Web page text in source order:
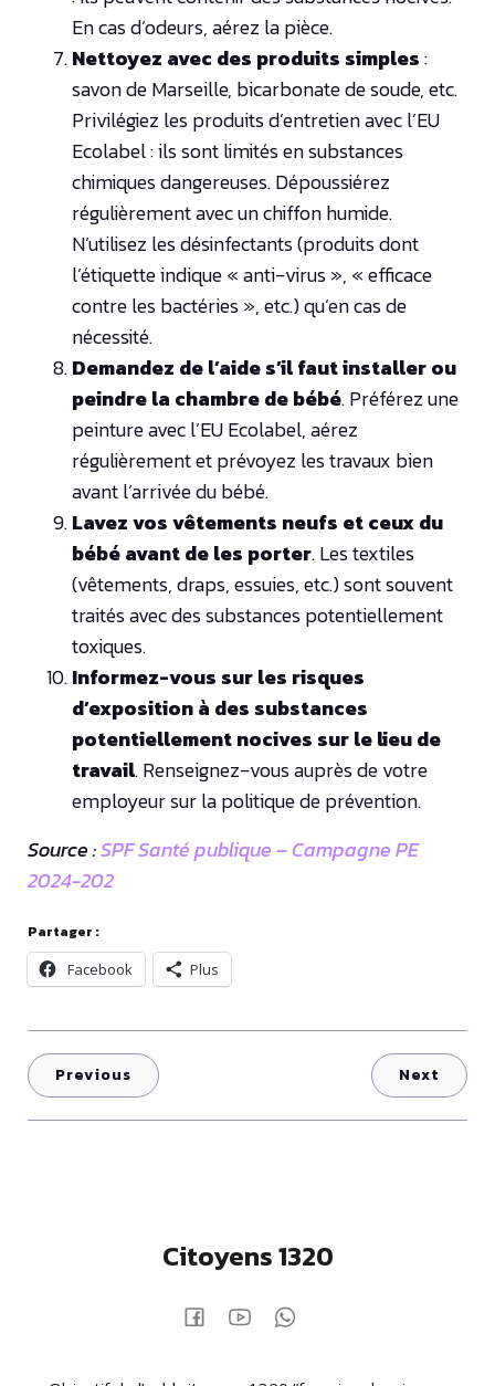
En cas d’odeurs, aérez la pièce.
Nettoyez avec des produits simples:
savon de Marseille, bicarbonate de soude, etc.
Privilégiez les produits d’entretien avec l’EU
Ecolabel : ils sont limités en substances
chimiques dangereuses. Dépoussiérez
régulièrement avec un chiffon humide.
N’utilisez les désinfectants (produits dont
l’étiquette indique « anti-virus », « efficace
contre les bactéries », etc.) qu’en cas de
nécessité.
Demandez de l’aide s’il faut installer ou
peindre la chambre de bébé. Préférez une
peinture avec l’EU Ecolabel, aérez
régulièrement et prévoyez les travaux bien
avant l’arrivée du bébé.
Lavez vos vêtements neufs et ceux du
bébé avant de les porter. Les textiles
(vêtements, draps, essuies, etc.) sont souvent
traités avec des substances potentiellement
toxiques.
Informez-vous sur les risques
d’exposition à des substances
potentiellement nocives sur le lieu de
travail. Renseignez-vous auprès de votre
employeur sur la politique de prévention.
Source :SPF Santé publique – Campagne PE
2024-202
Partager :
Facebook
Plus
Previous Next
Citoyens 1320